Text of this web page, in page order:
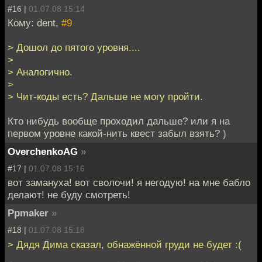
#16 | 01.07.08 15:14
Кому: dent, #9
> Дошол до пятого уровня....
>
> Аналогично.
>
> Чит-коды есть? Дальше не могу пройти.
Кто нибудь вообще проходил дальше? или я на
первом уровне какой-нить квест забыл взять? )
OverchenkoAG »
#17 | 01.07.08 15:16
вот замануха! вот сволочи! я негодую! на мне бабло
делают! не буду смотреть!
Ppmaker »
#18 | 01.07.08 15:18
> Дядя Дима сказал, обнажённой груди не будет :(